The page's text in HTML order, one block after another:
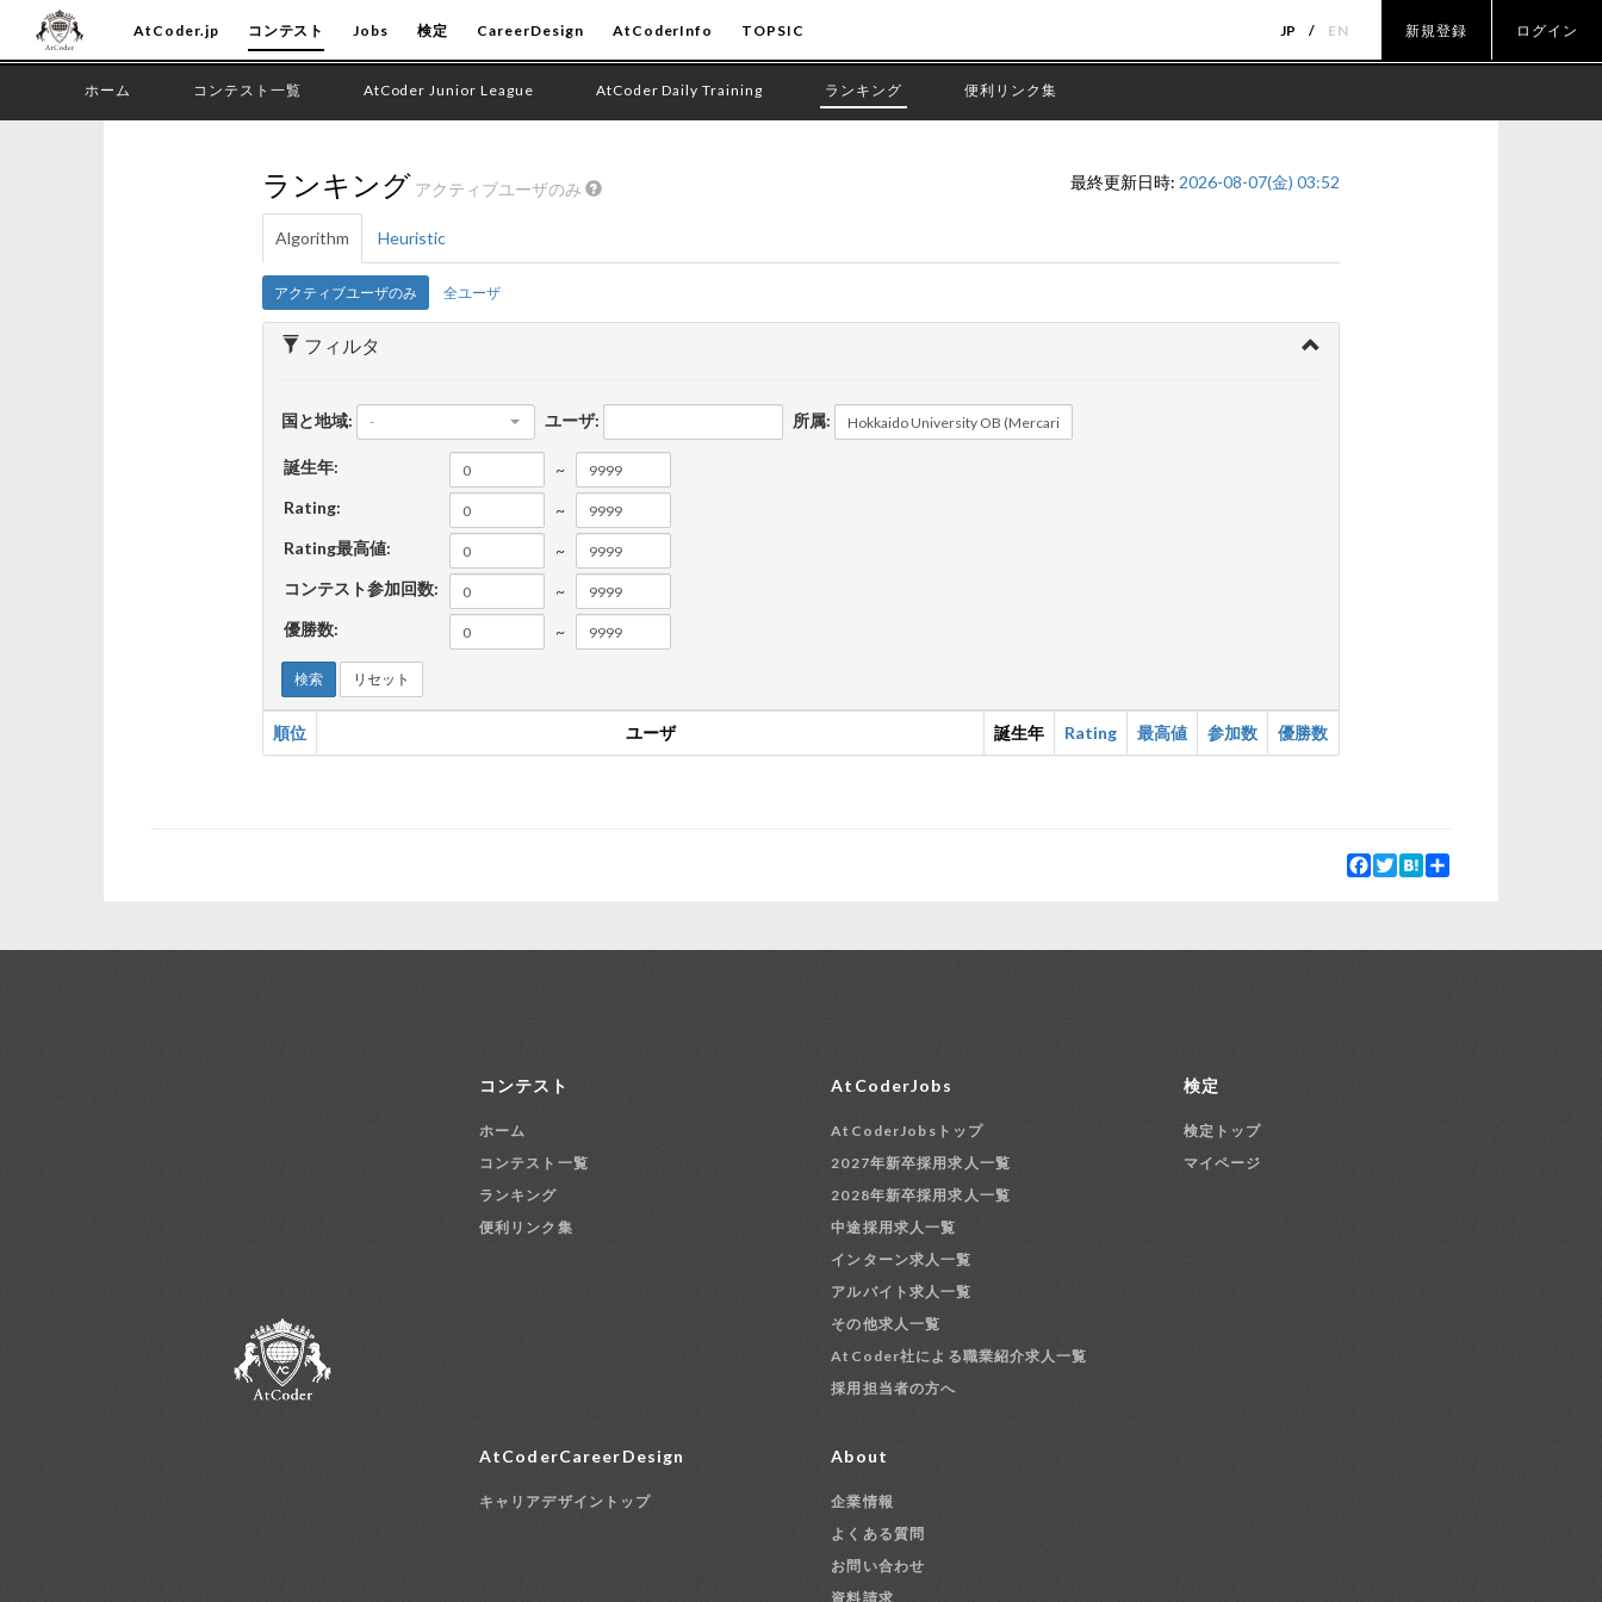
AtCoder.jp コンテスト Jobs 検定 CareerDesign AtCoderInfo TOPSIC JP EN 新規登録 ログイン
ホーム コンテスト一覧 AtCoder Junior League AtCoder Daily Training ランキング 便利リンク集
ランキング アクティブユーザのみ 最終更新日時: 2026-08-07(金) 03:52
Algorithm Heuristic
アクティブユーザのみ 全ユーザ
フィルタ
国と地域: - ユーザ: 所属:
誕生年:
~
Rating:
~
Rating最高値:
~
コンテスト参加回数:
~
優勝数:
~
検索 リセット
順位 ユーザ 誕生年 Rating 最高値 参加数 優勝数
Facebook
Twitter
Hatena
コンテスト
ホーム
コンテスト一覧
ランキング
便利リンク集
AtCoderJobs
AtCoderJobsトップ
2027年新卒採用求人一覧
2028年新卒採用求人一覧
中途採用求人一覧
インターン求人一覧
アルバイト求人一覧
その他求人一覧
AtCoder社による職業紹介求人一覧
採用担当者の方へ
検定
検定トップ
マイページ
AtCoderCareerDesign
キャリアデザイントップ
About
企業情報
よくある質問
お問い合わせ
資料請求